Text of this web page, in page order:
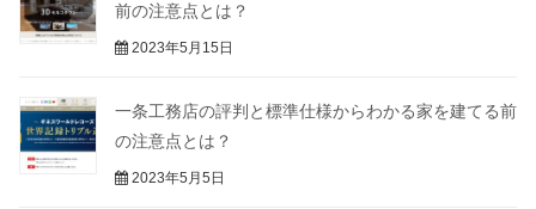
前の注意点とは？
2023年5月15日
一条工務店の評判と標準仕様からわかる家を建てる前
の注意点とは？
2023年5月5日